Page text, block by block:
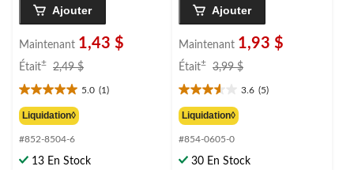
Ajouter
Maintenant 1,43 $
Était± 2,49 $
2,49 $
5.0 (1)
5.0
étoile(s)
sur
5.
1
Liquidation◊
#852-8504-6
13 En Stock
Ajouter
Maintenant 1,93 $
Était± 3,99 $
3,99 $
3.6 (5)
3.6
étoile(s)
sur
5.
5
Liquidation◊
#854-0605-0
30 En Stock